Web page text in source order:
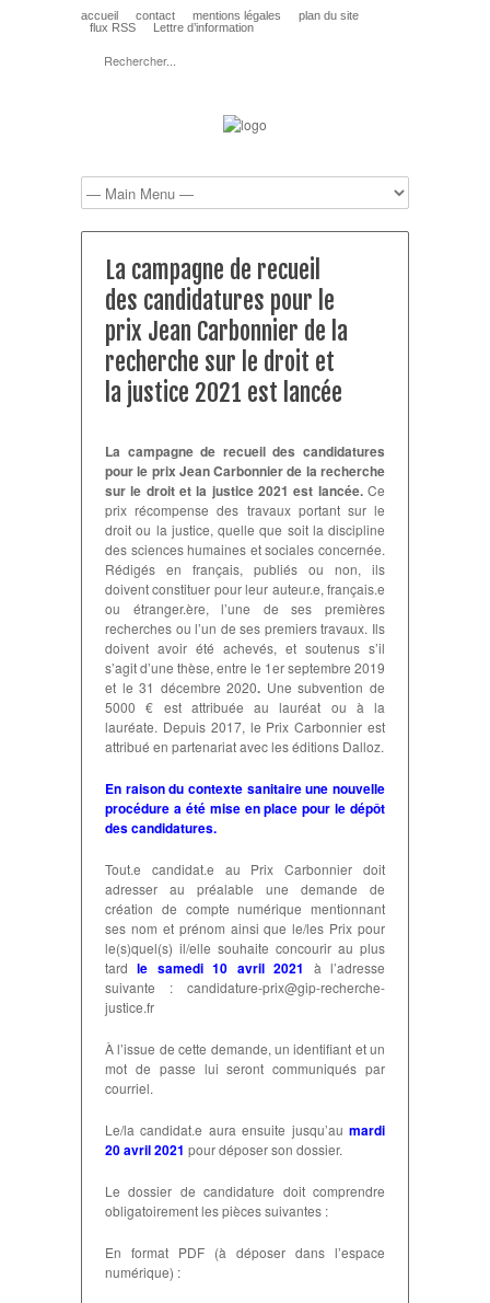
accueil contact mentions légales
plan du site
flux RSS
Lettre d’information
La campagne de recueil
des candidatures pour le
prix Jean Carbonnier de la
recherche sur le droit et
la justice 2021 est lancée
La campagne de recueil des candidatures
pour le prix Jean Carbonnier de la recherche
sur le droit et la justice 2021 est lancée. Ce
prix récompense des travaux portant sur le
droit ou la justice, quelle que soit la discipline
des sciences humaines et sociales concernée.
Rédigés en français, publiés ou non, ils
doivent constituer pour leur auteur.e, français.e
ou étranger.ère, l’une de ses premières
recherches ou l’un de ses premiers travaux. Ils
doivent avoir été achevés, et soutenus s’il
s’agit d’une thèse, entre le 1er septembre 2019
et le 31 décembre 2020. Une subvention de
5000 € est attribuée au lauréat ou à la
lauréate. Depuis 2017, le Prix Carbonnier est
attribué en partenariat avec les éditions Dalloz.
En raison du contexte sanitaire une nouvelle
procédure a été mise en place pour le dépôt
des candidatures.
Tout.e candidat.e au Prix Carbonnier doit
adresser au préalable une demande de
création de compte numérique mentionnant
ses nom et prénom ainsi que le/les Prix pour
le(s)quel(s) il/elle souhaite concourir au plus
tardle samedi 10 avril 2021
à l’adresse
suivante : candidature-prix@gip-recherche-
justice.fr
À l’issue de cette demande, un identifiant et un
mot de passe lui seront communiqués par
courriel.
Le/la candidat.e aura ensuite jusqu’au mardi
20 avril 2021 pour déposer son dossier.
Le dossier de candidature doit comprendre
obligatoirement les pièces suivantes :
En format PDF (à déposer dans l’espace
numérique) :